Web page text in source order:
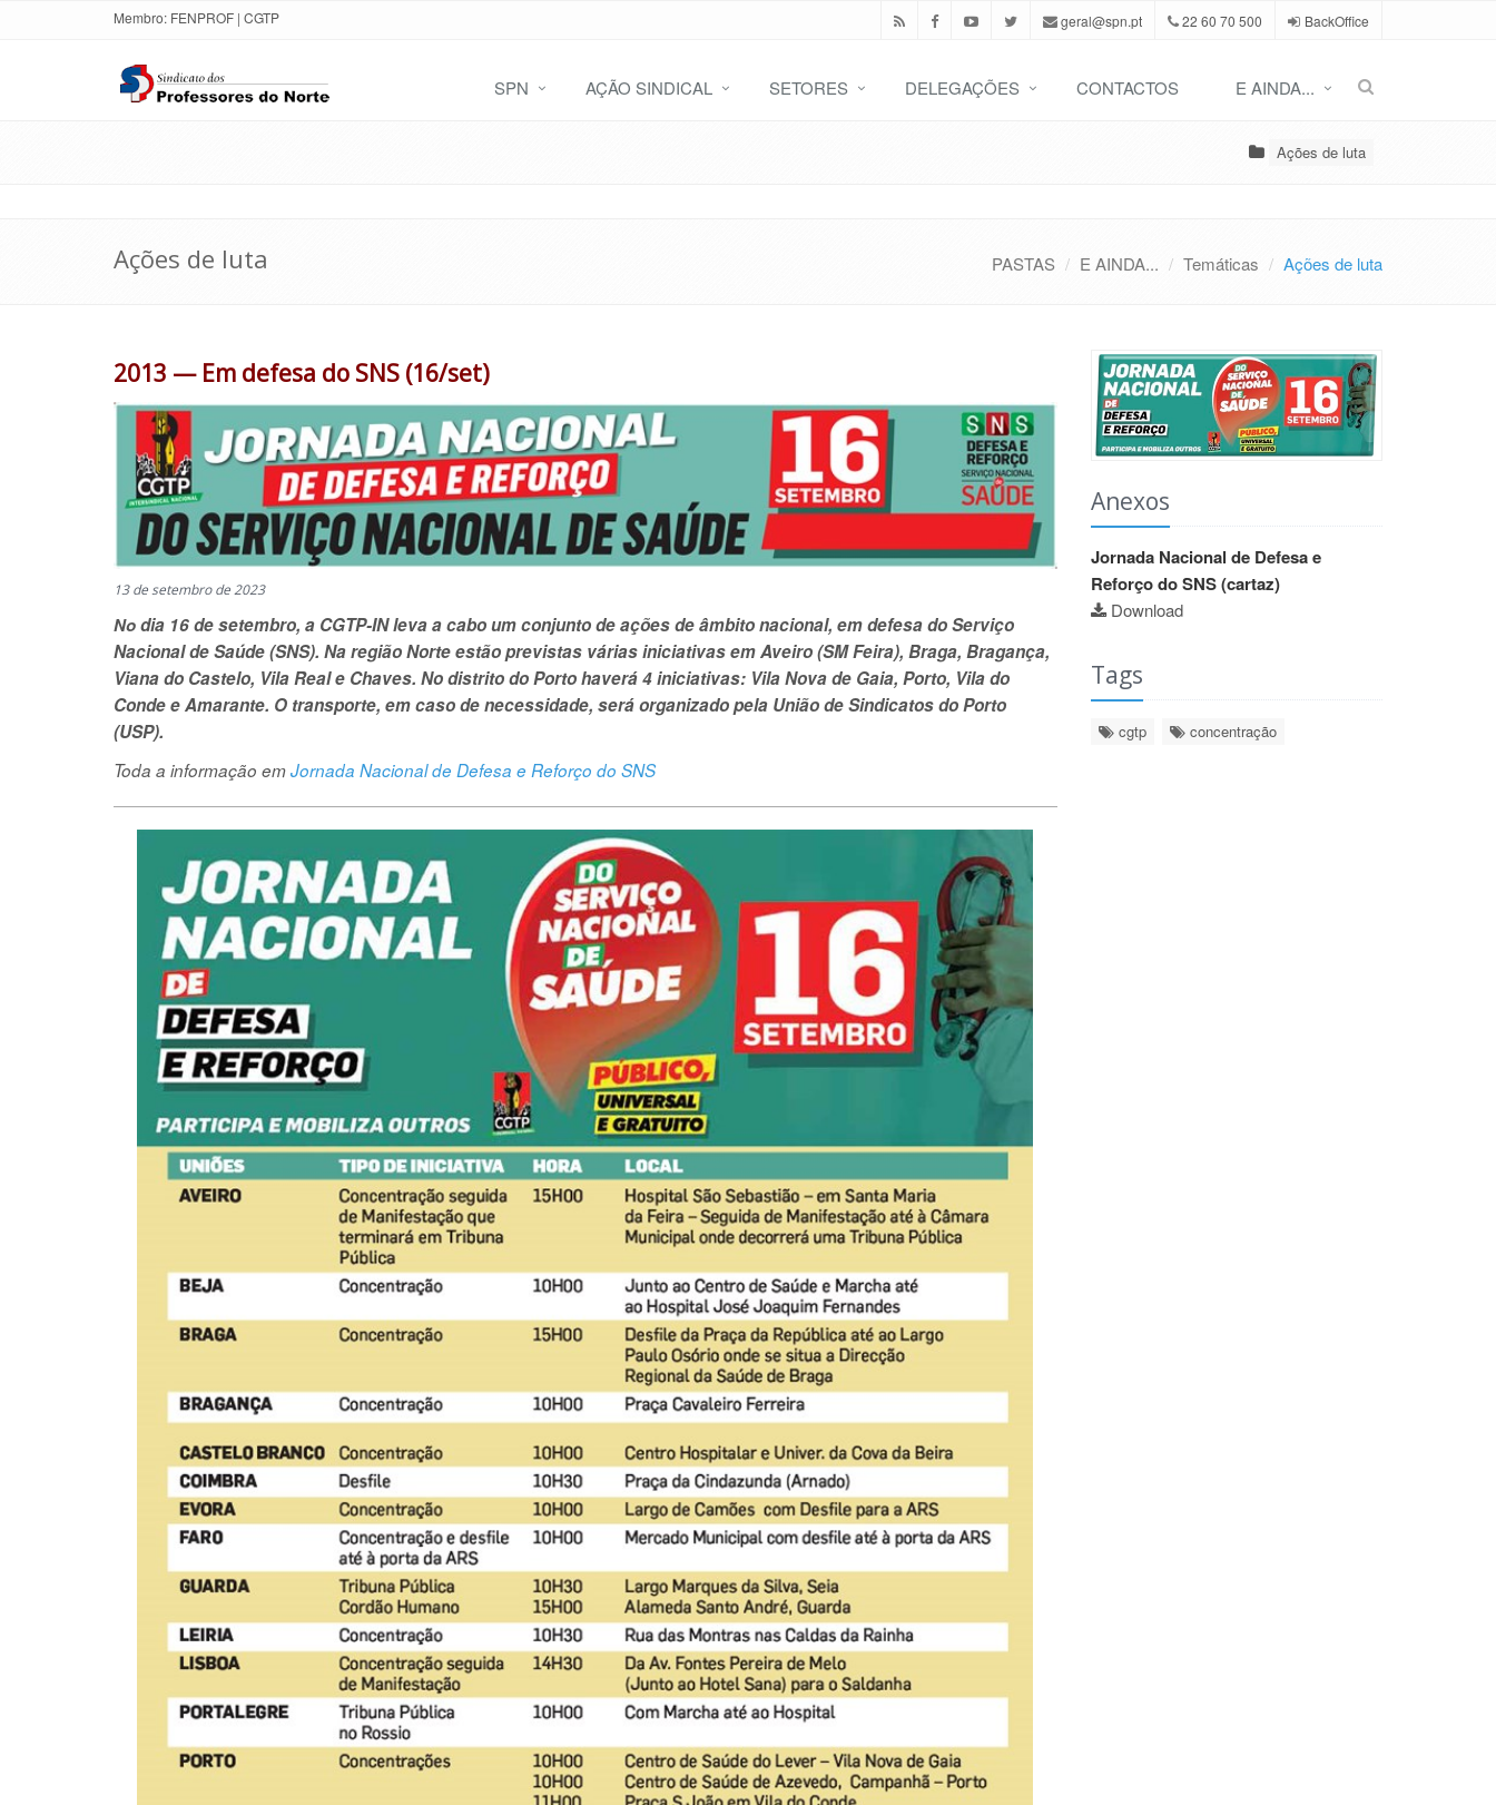
Membro: FENPROF | CGTP geral@spn.pt 22 60 70 500 BackOffice
SPN AÇÃO SINDICAL SETORES DELEGAÇÕES CONTACTOS E AINDA...
Ações de luta
Ações de luta PASTAS E AINDA... Temáticas Ações de luta
2013 — Em defesa do SNS (16/set)
13 de setembro de 2023
Nodia 16 de setembro, a CGTP-IN leva a cabo um conjunto de ações de âmbito nacional, em defesa do Serviço
Nacional de Saúde (SNS). Na região Norte estão previstas várias iniciativas em Aveiro (SM Feira), Braga, Bragança,
Viana do Castelo, Vila Real e Chaves. No distrito do Porto haverá 4 iniciativas: Vila Nova de Gaia, Porto, Vila do
Conde e Amarante. O transporte, em caso de necessidade, será organizado pela União de Sindicatos do Porto
(USP).
Toda a informação emJornada Nacional de Defesa e Reforço do SNS
Anexos
Jornada Nacional de Defesa e
Reforço do SNS (cartaz)
Download
Tags
cgtp concentração